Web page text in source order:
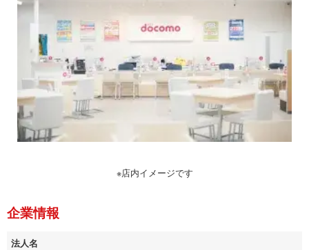
※店内イメージです
企業情報
法人名